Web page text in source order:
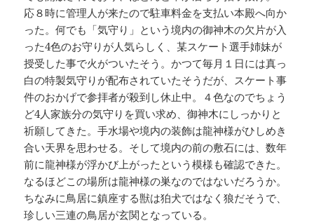
応８時に管理人が来たので駐車料金を支払い本殿へ向か
った。何でも「気守り」という境内の御神木の欠片が入
った4色のお守りが人気らしく、某スケート選手姉妹が
授受した事で火がついたそう。かつて毎月１日には真っ
白の特製気守りが配布されていたそうだが、スケート事
件のおかげで参拝者が殺到し休止中。４色なのでちょう
ど4人家族分の気守りを買い求め、御神木にしっかりと
祈願してきた。手水場や境内の装飾は龍神様がひしめき
合い天界を思わせる。そして境内の前の敷石には、数年
前に龍神様が浮かび上がったという模様も確認できた。
なるほどこの場所は龍神様の巣なのではないだろうか。
ちなみに鳥居に鎮座する獣は狛犬ではなく狼だそうで、
珍しい三連の鳥居が玄関となっている。